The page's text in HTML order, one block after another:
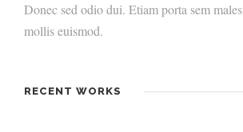
Donec sed odio dui. Etiam porta sem
mollis euismod.
RECENT WORKS